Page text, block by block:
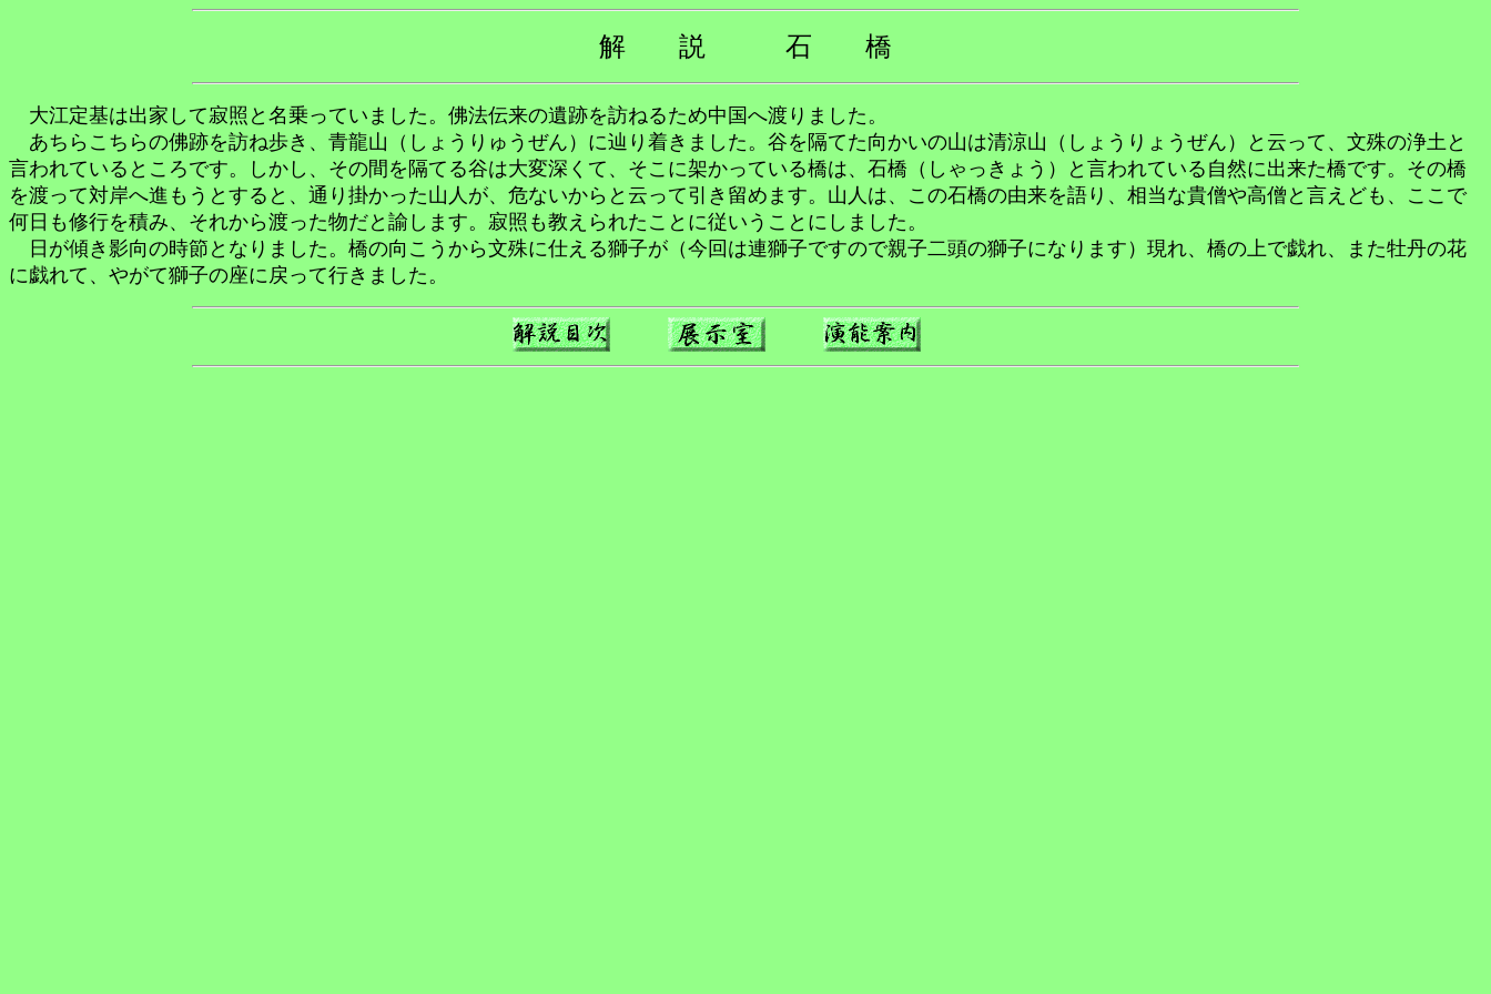
解 説 石 橋
大江定基は出家して寂照と名乗っていました。佛法伝来の遺跡を訪ねるため中国へ渡りました。
あちらこちらの佛跡を訪ね歩き、青龍山（しょうりゅうぜん）に辿り着きました。谷を隔てた向かいの山は清涼山（しょうりょうぜん）と云って、文殊の浄土と
言われているところです。しかし、その間を隔てる谷は大変深くて、そこに架かっている橋は、石橋（しゃっきょう）と言われている自然に出来た橋です。その橋
を渡って対岸へ進もうとすると、通り掛かった山人が、危ないからと云って引き留めます。山人は、この石橋の由来を語り、相当な貴僧や高僧と言えども、ここで
何日も修行を積み、それから渡った物だと諭します。寂照も教えられたことに従いうことにしました。
日が傾き影向の時節となりました。橋の向こうから文殊に仕える獅子が（今回は連獅子ですので親子二頭の獅子になります）現れ、橋の上で戯れ、また牡丹の花
に戯れて、やがて獅子の座に戻って行きました。